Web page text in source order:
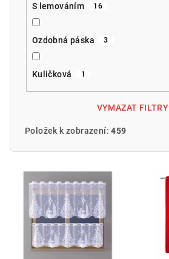
S lemováním 16
Ozdobná páska 3
Kuličková 1
VYMAZAT FILTRY
Položek k zobrazení:459